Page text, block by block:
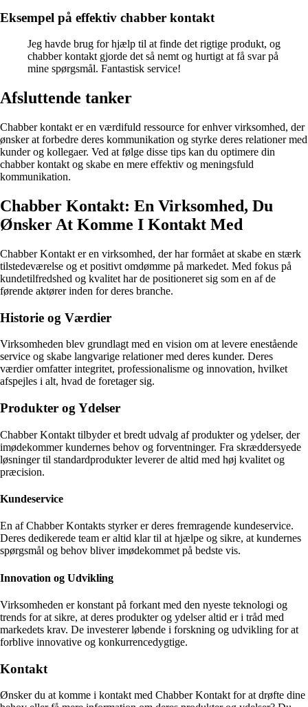
Eksempel på effektiv chabber kontakt
Jeg havde brug for hjælp til at finde det rigtige produkt, og
chabber kontakt gjorde det så nemt og hurtigt at få svar på
mine spørgsmål. Fantastisk service!
Afsluttende tanker
Chabber kontakt er en værdifuld ressource for enhver virksomhed, der
ønsker at forbedre deres kommunikation og styrke deres relationer med
kunder og kollegaer. Ved at følge disse tips kan du optimere din
chabber kontakt og skabe en mere effektiv og meningsfuld
kommunikation.
Chabber Kontakt: En Virksomhed, Du
Ønsker At Komme I Kontakt Med
Chabber Kontakt er en virksomhed, der har formået at skabe en stærk
tilstedeværelse og et positivt omdømme på markedet. Med fokus på
kundetilfredshed og kvalitet har de positioneret sig som en af de
førende aktører inden for deres branche.
Historie og Værdier
Virksomheden blev grundlagt med en vision om at levere enestående
service og skabe langvarige relationer med deres kunder. Deres
værdier omfatter integritet, professionalisme og innovation, hvilket
afspejles i alt, hvad de foretager sig.
Produkter og Ydelser
Chabber Kontakt tilbyder et bredt udvalg af produkter og ydelser, der
imødekommer kundernes behov og forventninger. Fra skræddersyede
løsninger til standardprodukter leverer de altid med høj kvalitet og
præcision.
Kundeservice
En af Chabber Kontakts styrker er deres fremragende kundeservice.
Deres dedikerede team er altid klar til at hjælpe og sikre, at kundernes
spørgsmål og behov bliver imødekommet på bedste vis.
Innovation og Udvikling
Virksomheden er konstant på forkant med den nyeste teknologi og
trends for at sikre, at deres produkter og ydelser altid er i tråd med
markedets krav. De investerer løbende i forskning og udvikling for at
forblive innovative og konkurrencedygtige.
Kontakt
Ønsker du at komme i kontakt med Chabber Kontakt for at drøfte dine